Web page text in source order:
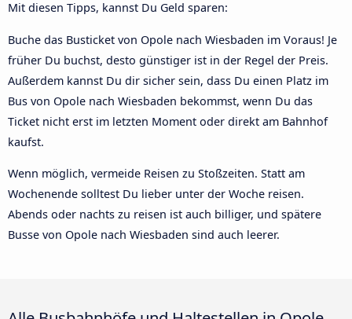
Mit diesen Tipps, kannst Du Geld sparen:
Buche das Busticket von Opole nach Wiesbaden im Voraus! Je
früher Du buchst, desto günstiger ist in der Regel der Preis.
Außerdem kannst Du dir sicher sein, dass Du einen Platz im
Bus von Opole nach Wiesbaden bekommst, wenn Du das
Ticket nicht erst im letzten Moment oder direkt am Bahnhof
kaufst.
Wenn möglich, vermeide Reisen zu Stoßzeiten. Statt am
Wochenende solltest Du lieber unter der Woche reisen.
Abends oder nachts zu reisen ist auch billiger, und spätere
Busse von Opole nach Wiesbaden sind auch leerer.